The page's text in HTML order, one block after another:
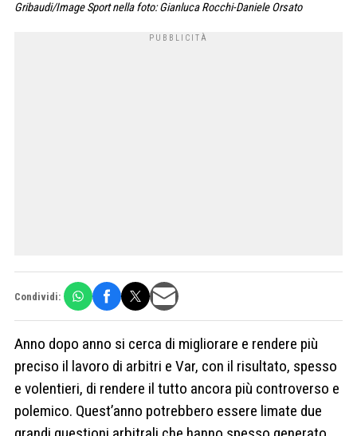
Gribaudi/Image Sport nella foto: Gianluca Rocchi-Daniele Orsato
Condividi:
Anno dopo anno si cerca di migliorare e rendere più
preciso il lavoro di arbitri e Var, con il risultato, spesso
e volentieri, di rendere il tutto ancora più controverso e
polemico. Quest’anno potrebbero essere limate due